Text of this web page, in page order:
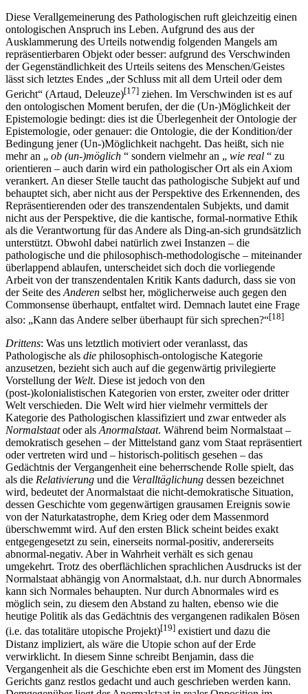
Diese Verallgemeinerung des Pathologischen ruft gleichzeitig einen
ontologischen Anspruch ins Leben. Aufgrund des aus der
Ausklammerung des Urteils notwendig folgenden Mangels am
repräsentierbaren Objekt oder besser: aufgrund des Verschwinden
der Gegenständlichkeit des Urteils seitens des Menschen/Geistes
lässt sich letztes Endes „der Schluss mit all dem Urteil oder dem
Gericht“ (Artaud, Deleuze)[17] ziehen. Im Verschwinden ist es auf
den ontologischen Moment berufen, der die (Un-)Möglichkeit der
Epistemologie bedingt: dies ist die Überlegenheit der Ontologie der
Epistemologie, oder genauer: die Ontologie, die der Kondition/der
Bedingung jener (Un-)Möglichkeit nachgeht. Das heißt, sich nie
mehr an „ ob (un-)möglich “ sondern vielmehr an „ wie real “ zu
orientieren – auch darin wird ein pathologischer Ort als ein Axiom
verankert. An dieser Stelle taucht das pathologische Subjekt auf und
behauptet sich, aber nicht aus der Perspektive des Erkennenden, des
Repräsentierenden oder des transzendentalen Subjekts, und damit
nicht aus der Perspektive, die die kantische, formal-normative Ethik
als die Verantwortung für das Andere als Ding-an-sich grundsätzlich
unterstützt. Obwohl dabei natürlich zwei Instanzen – die
pathologische und die philosophisch-methodologische – miteinander
überlappend ablaufen, unterscheidet sich doch die vorliegende
Arbeit von der transzendentalen Kritik Kants dadurch, dass sie von
der Seite des Anderen selbst her, möglicherweise auch gegen den
Commonsense überhaupt, entfaltet wird. Demnach lautet eine Frage
also: „Kann das Andere selber überhaupt für sich sprechen?“[18]
Drittens: Was uns letztlich motiviert oder veranlasst, das
Pathologische als die philosophisch-ontologische Kategorie
anzusetzen, bezieht sich auch auf die gegenwärtig privilegierte
Vorstellung der Welt. Diese ist jedoch von den
(post-)kolonialistischen Kategorien von erster, zweiter oder dritter
Welt verschieden. Die Welt wird hier vielmehr vermittels der
Kategorie des Pathologischen klassifiziert und zwar entweder als
Normalstaatoder als Anormalstaat. Während beim Normalstaat –
demokratisch gesehen – der Mittelstand ganz vom Staat repräsentiert
oder vertreten wird und – historisch-politisch gesehen – das
Gedächtnis der Vergangenheit eine beherrschende Rolle spielt, das
als die Relativierung und die Veralltäglichung dessen bezeichnet
wird, bedeutet der Anormalstaat die nicht-demokratische Situation,
dessen Geschichte vom gegenwärtigen grausamen Ereignis sowie
von der Naturkatastrophe, dem Krieg oder dem Massenmord
überschwemmt wird. Auf den ersten Blick scheint beides exakt
entgegengesetzt zu sein, einerseits normal-positiv, andererseits
abnormal-negativ. Aber in Wahrheit verhält es sich genau
umgekehrt. Trotz des oberflächlichen sprachlichen Ausdrucks ist der
Normalstaat abhängig von Anormalstaat, d.h. nur durch Abnormales
kann sich Normales behaupten. Nur durch Abnormales wird es
möglich sein, zu diesem den Abstand zu halten, ebenso wie die
heutige Politik als das Gedächtnis des vergangenen radikalen Bösen
(i.e. das totalitäre utopische Projekt)[19] existiert und dazu die
Distanz impliziert, als wäre die Utopie schon auf der Erde
verwirklicht. In diesem Sinne schreibt Benjamin, dass die
Vergangenheit als die Geschichte eben erst im Moment des Jüngsten
Gerichts ganz restlos gedacht und auch geschrieben werden kann.